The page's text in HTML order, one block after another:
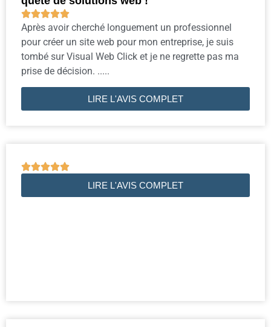

Après avoir cherché longuement un professionnel
pour créer un site web pour mon entreprise, je suis
tombé sur Visual Web Click et je ne regrette pas ma
prise de décision. .....
LIRE L'AVIS COMPLET

LIRE L'AVIS COMPLET